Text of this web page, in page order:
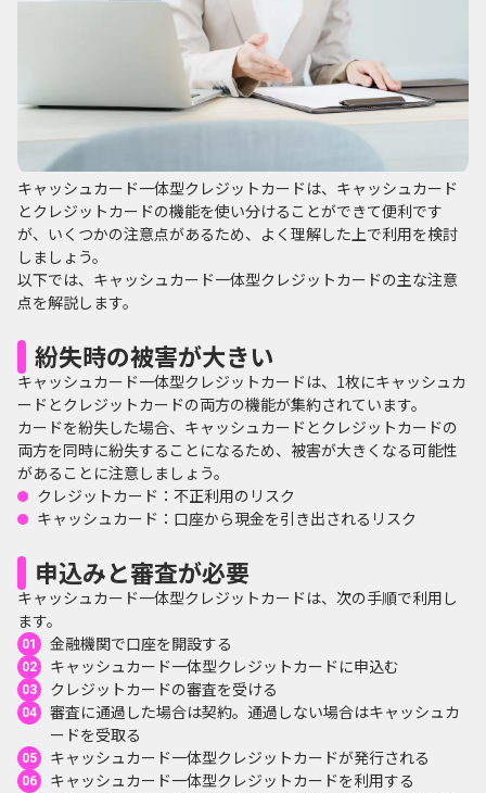
キャッシュカード一体型クレジットカードは、キャッシュカード
とクレジットカードの機能を使い分けることができて便利です
が、いくつかの注意点があるため、よく理解した上で利用を検討
しましょう。
以下では、キャッシュカード一体型クレジットカードの主な注意
点を解説します。
紛失時の被害が大きい
キャッシュカード一体型クレジットカードは、1枚にキャッシュカ
ードとクレジットカードの両方の機能が集約されています。
カードを紛失した場合、キャッシュカードとクレジットカードの
両方を同時に紛失することになるため、被害が大きくなる可能性
があることに注意しましょう。
クレジットカード：不正利用のリスク
キャッシュカード：口座から現金を引き出されるリスク
申込みと審査が必要
キャッシュカード一体型クレジットカードは、次の手順で利用し
ます。
金融機関で口座を開設する
キャッシュカード一体型クレジットカードに申込む
クレジットカードの審査を受ける
審査に通過した場合は契約。通過しない場合はキャッシュカ
ードを受取る
キャッシュカード一体型クレジットカードが発行される
キャッシュカード一体型クレジットカードを利用する